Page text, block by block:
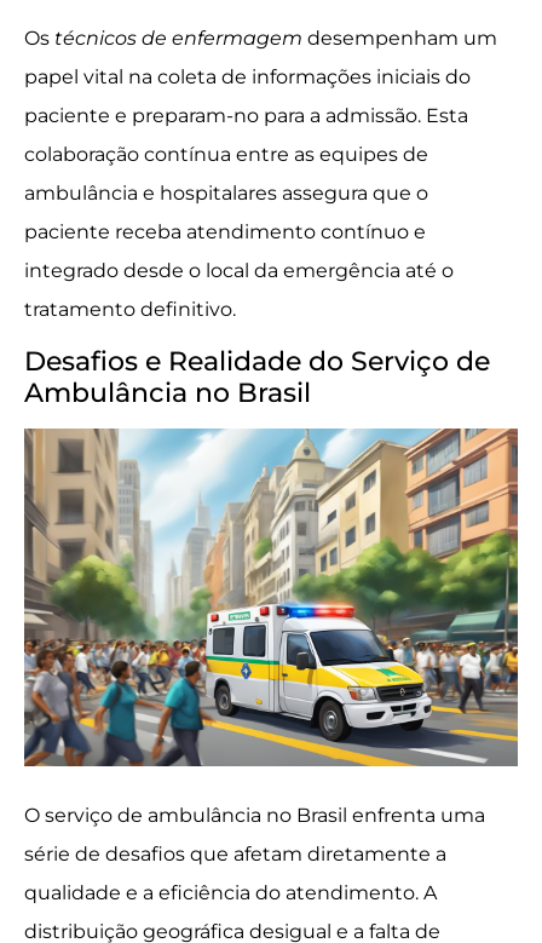
Os técnicos de enfermagem desempenham um
papel vital na coleta de informações iniciais do
paciente e preparam-no para a admissão. Esta
colaboração contínua entre as equipes de
ambulância e hospitalares assegura que o
paciente receba atendimento contínuo e
integrado desde o local da emergência até o
tratamento definitivo.
Desafios e Realidade do Serviço de
Ambulância no Brasil
O serviço de ambulância no Brasil enfrenta uma
série de desafios que afetam diretamente a
qualidade e a eficiência do atendimento. A
distribuição geográfica desigual e a falta de